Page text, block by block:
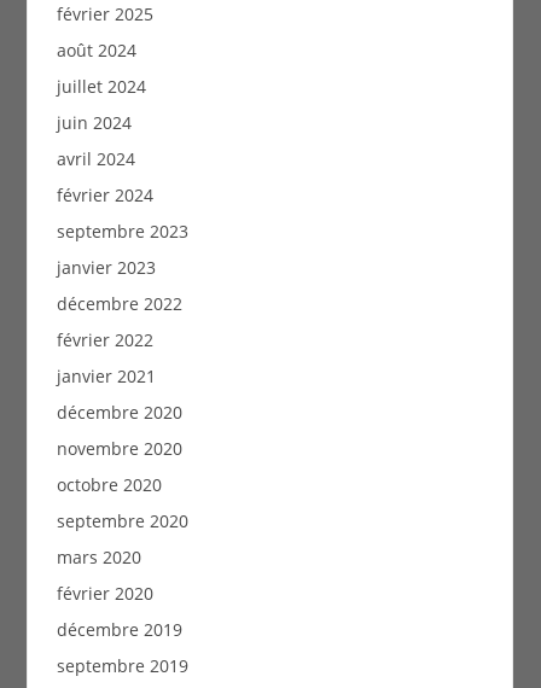
février 2025
août 2024
juillet 2024
juin 2024
avril 2024
février 2024
septembre 2023
janvier 2023
décembre 2022
février 2022
janvier 2021
décembre 2020
novembre 2020
octobre 2020
septembre 2020
mars 2020
février 2020
décembre 2019
septembre 2019